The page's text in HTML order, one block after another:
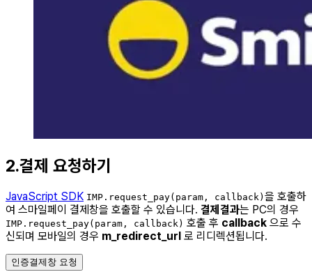
2.결제 요청하기
JavaScript SDK IMP.request_pay(param, callback) 을 호출하
여 스마일페이 결제창을 호출할 수 있습니다. 결제결과는 PC의 경우
IMP.request_pay(param, callback) 호출 후 callback 으로 수
신되며 모바일의 경우 m_redirect_url 로 리디렉션됩니다.
인증결제창 요청